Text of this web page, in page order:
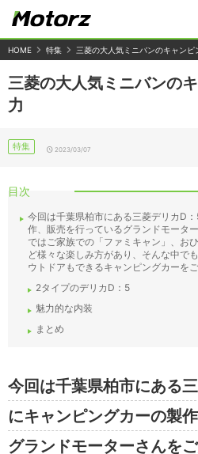
HOME 特集 三菱の大人気ミニバンのキャンピ
三菱の大人気ミニバンの
力
特集 2023/03/07
目次
今回は千葉県柏市にある三菱デリカD
作、販売を行っているグランドモータ
ではご家族での「ファミキャン」、お
ど様々な楽しみ方があり、そんな中で
ウトドアもできるキャンピングカーをご
2タイプのデリカD：5
魅力的な内装
まとめ
今回は千葉県柏市にある
にキャンピングカーの製
グランドモーターさんを